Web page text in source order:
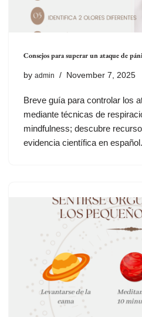
Consejos para superar un ataque de
by admin November 7, 2025
Breve guía para controlar los
mediante técnicas de
mindfulness; descubre
evidencia científica en español.